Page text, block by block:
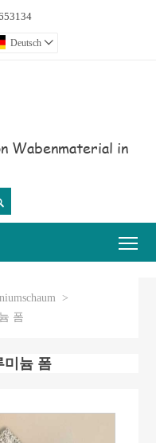
Deutsch 
Wabenmaterial in
>
폼
미늄 폼